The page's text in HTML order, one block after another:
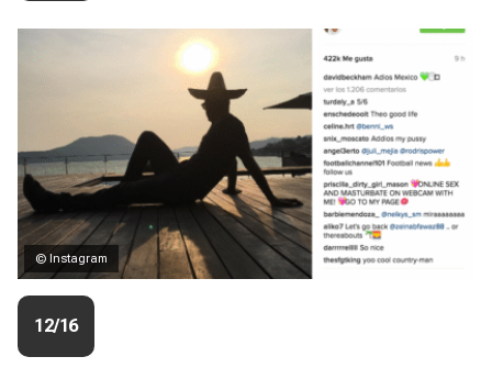
© Instagram
12/16